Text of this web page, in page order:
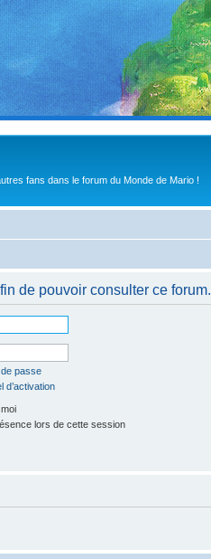
fans dans le forum du Monde de Mario !
de pouvoir consulter ce forum.
de passe
d’activation
lors de cette session